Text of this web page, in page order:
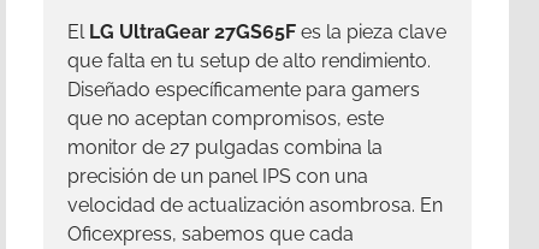
El LG UltraGear 27GS65F es la pieza clave
que falta en tu setup de alto rendimiento.
Diseñado específicamente para gamers
que no aceptan compromisos, este
monitor de 27 pulgadas combina la
precisión de un panel IPS con una
velocidad de actualización asombrosa. En
Oficexpress, sabemos que cada